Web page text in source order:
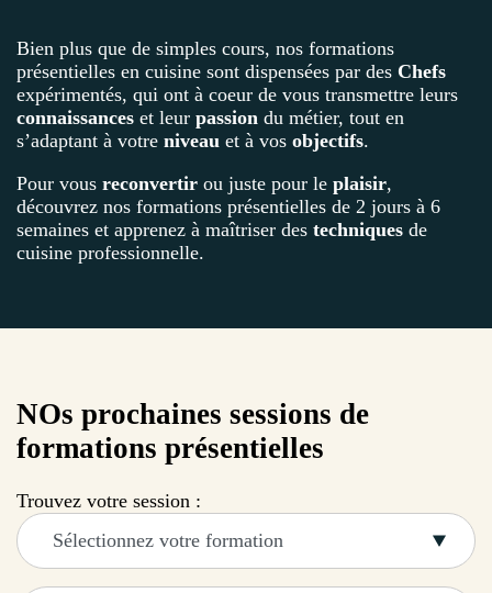
Bien plus que de simples cours, nos formations
présentielles en cuisine sont dispensées par des Chefs
expérimentés, qui ont à coeur de vous transmettre leurs
connaissances et leur passion du métier, tout en
s’adaptant à votre niveau et à vos objectifs.
Pour vous reconvertir ou juste pour le plaisir,
découvrez nos formations présentielles de 2 jours à 6
semaines et apprenez à maîtriser des techniques de
cuisine professionnelle.
NOs prochaines sessions de
formations présentielles
Trouvez votre session :
Sélectionnez votre formation